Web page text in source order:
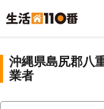
沖縄県島尻郡八
業者